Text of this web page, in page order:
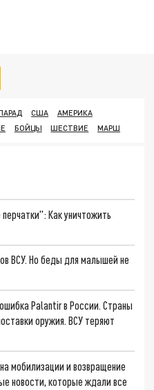
США
АМЕРИКА
БОЙЦЫ ШЕСТВИЕ МАРШ
Как уничтожить
ВСУ. Но беды для малышей не
Palantir в России. Страны
оружия. ВСУ теряют
мобилизации и возвращение
новости, которые ждали все